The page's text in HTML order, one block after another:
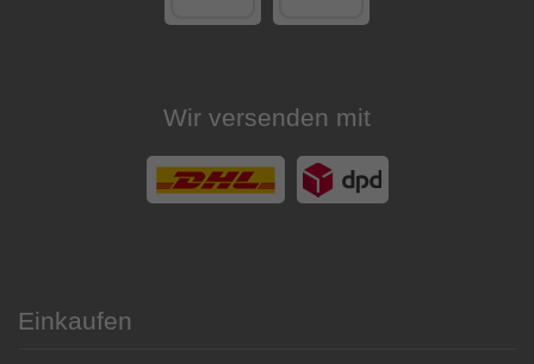
Wir versenden mit
Einkaufen